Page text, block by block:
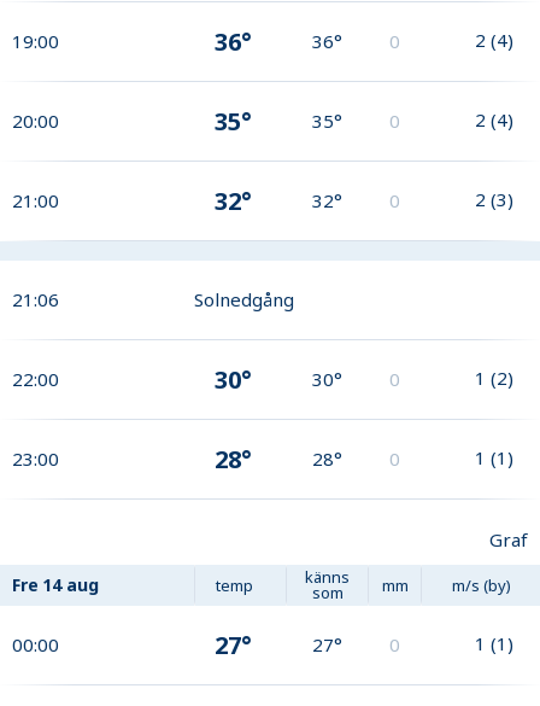
19:00 36° 36° 0 2 (4)
20:00 35° 35° 0 2 (4)
21:00 32° 32° 0 2 (3)
21:06 Solnedgång
22:00 30° 30° 0 1 (2)
23:00 28° 28° 0 1 (1)
Graf
Fre 14 aug temp känns
som mm m/s (by)
00:00 27° 27° 0 1 (1)